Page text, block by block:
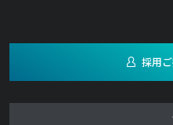
採用